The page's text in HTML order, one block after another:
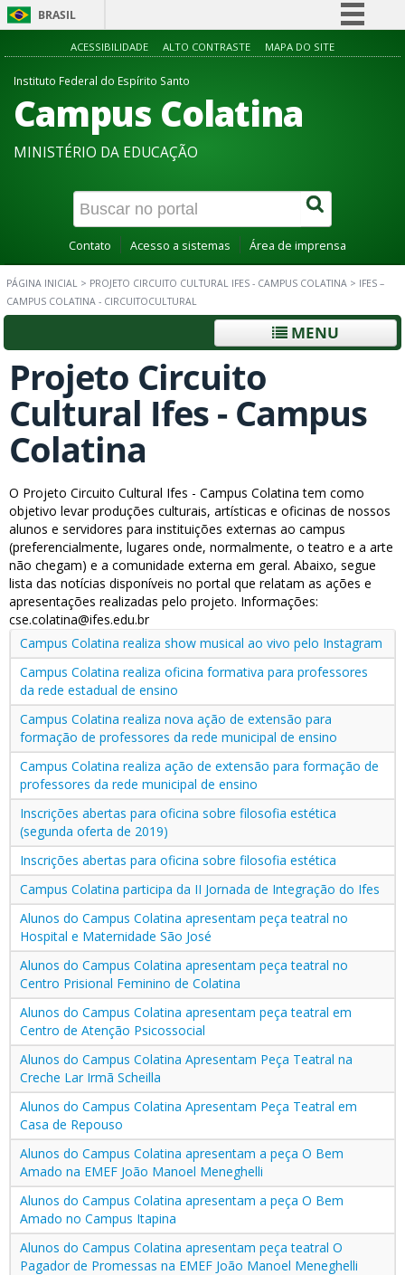
BRASIL
Simplifique!
Acesso à informação
Canais
ACESSIBILIDADE ALTO CONTRASTE MAPA DO SITE
Instituto Federal do Espírito Santo
Campus Colatina
MINISTÉRIO DA EDUCAÇÃO
Contato Acesso a sistemas Área de imprensa
PÁGINA INICIAL > PROJETO CIRCUITO CULTURAL IFES - CAMPUS COLATINA > IFES –
CAMPUS COLATINA - CIRCUITOCULTURAL
MENU
Projeto Circuito
Cultural Ifes - Campus
Colatina
O Projeto Circuito Cultural Ifes - Campus Colatina tem como
objetivo levar produções culturais, artísticas e oficinas de nossos
alunos e servidores para instituições externas ao campus
(preferencialmente, lugares onde, normalmente, o teatro e a arte
não chegam) e a comunidade externa em geral. Abaixo, segue
lista das notícias disponíveis no portal que relatam as ações e
apresentações realizadas pelo projeto. Informações:
cse.colatina@ifes.edu.br
Campus Colatina realiza show musical ao vivo pelo Instagram
Campus Colatina realiza oficina formativa para professores
da rede estadual de ensino
Campus Colatina realiza nova ação de extensão para
formação de professores da rede municipal de ensino
Campus Colatina realiza ação de extensão para formação de
professores da rede municipal de ensino
Inscrições abertas para oficina sobre filosofia estética
(segunda oferta de 2019)
Inscrições abertas para oficina sobre filosofia estética
Campus Colatina participa da II Jornada de Integração do Ifes
Alunos do Campus Colatina apresentam peça teatral no
Hospital e Maternidade São José
Alunos do Campus Colatina apresentam peça teatral no
Centro Prisional Feminino de Colatina
Alunos do Campus Colatina apresentam peça teatral em
Centro de Atenção Psicossocial
Alunos do Campus Colatina Apresentam Peça Teatral na
Creche Lar Irmã Scheilla
Alunos do Campus Colatina Apresentam Peça Teatral em
Casa de Repouso
Alunos do Campus Colatina apresentam a peça O Bem
Amado na EMEF João Manoel Meneghelli
Alunos do Campus Colatina apresentam a peça O Bem
Amado no Campus Itapina
Alunos do Campus Colatina apresentam peça teatral O
Pagador de Promessas na EMEF João Manoel Meneghelli